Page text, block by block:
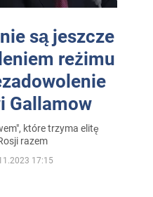
są jeszcze
reżimu
Gallamow
które trzyma elitę
razem
17:15